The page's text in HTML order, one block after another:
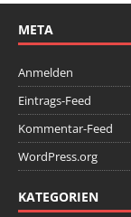
META
Anmelden
Eintrags-Feed
Kommentar-Feed
WordPress.org
KATEGORIEN